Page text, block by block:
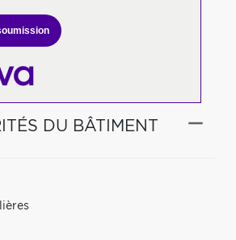
DU BÂTIMENT